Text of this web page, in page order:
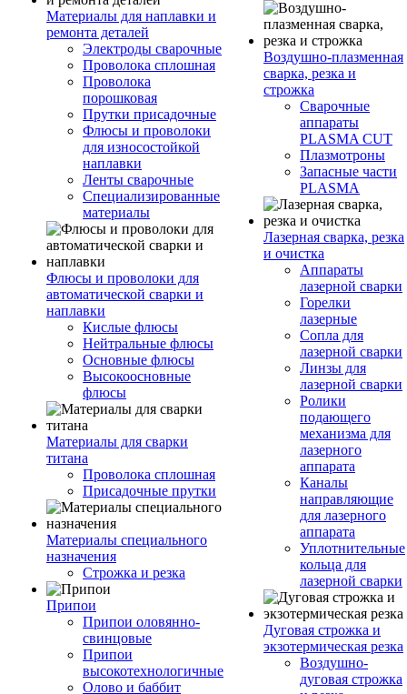
Материалы для наплавки и
ремонта деталей
Электроды сварочные
Проволока сплошная
Проволока
порошковая
Прутки присадочные
Флюсы и проволоки
для износостойкой
наплавки
Ленты сварочные
Специализированные
материалы
Флюсы и проволоки для
автоматической сварки и
наплавки
Кислые флюсы
Нейтральные флюсы
Основные флюсы
Высокоосновные
флюсы
Материалы для сварки
титана
Проволока сплошная
Присадочные прутки
Материалы специального
назначения
Строжка и резка
Припои
Припои оловянно-
свинцовые
Припои
высокотехнологичные
Олово и баббит
Воздушно-плазменная
сварка, резка и
строжка
Сварочные
аппараты
PLASMA CUT
Плазмотроны
Запасные части
PLASMA
Лазерная сварка, резка
и очистка
Аппараты
лазерной сварки
Горелки
лазерные
Сопла для
лазерной сварки
Линзы для
лазерной сварки
Ролики
подающего
механизма для
лазерного
аппарата
Каналы
направляющие
для лазерного
аппарата
Уплотнительные
кольца для
лазерной сварки
Дуговая строжка и
экзотермическая резка
Воздушно-
дуговая строжка